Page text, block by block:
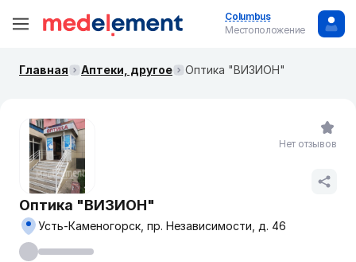
Columbus
Местоположение
Главная Аптеки, другое Оптика "ВИЗИОН"
Оптика "ВИЗИОН"
Усть-Каменогорск, пр. Независимости, д. 46
Нет отзывов